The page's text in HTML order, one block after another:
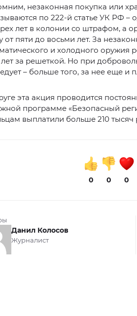
незаконная покупка или
по 222-й статье УК РФ –
лет в колонии со штрафом, а
от пяти до восьми лет. За
и холодного оружия
лет за решеткой. Но при
– больше того, за нее еще и
эта акция проводится
программе «Безопасный
выплатили больше 210 тысяч
0 0 0
Данил Колосов
Журналист